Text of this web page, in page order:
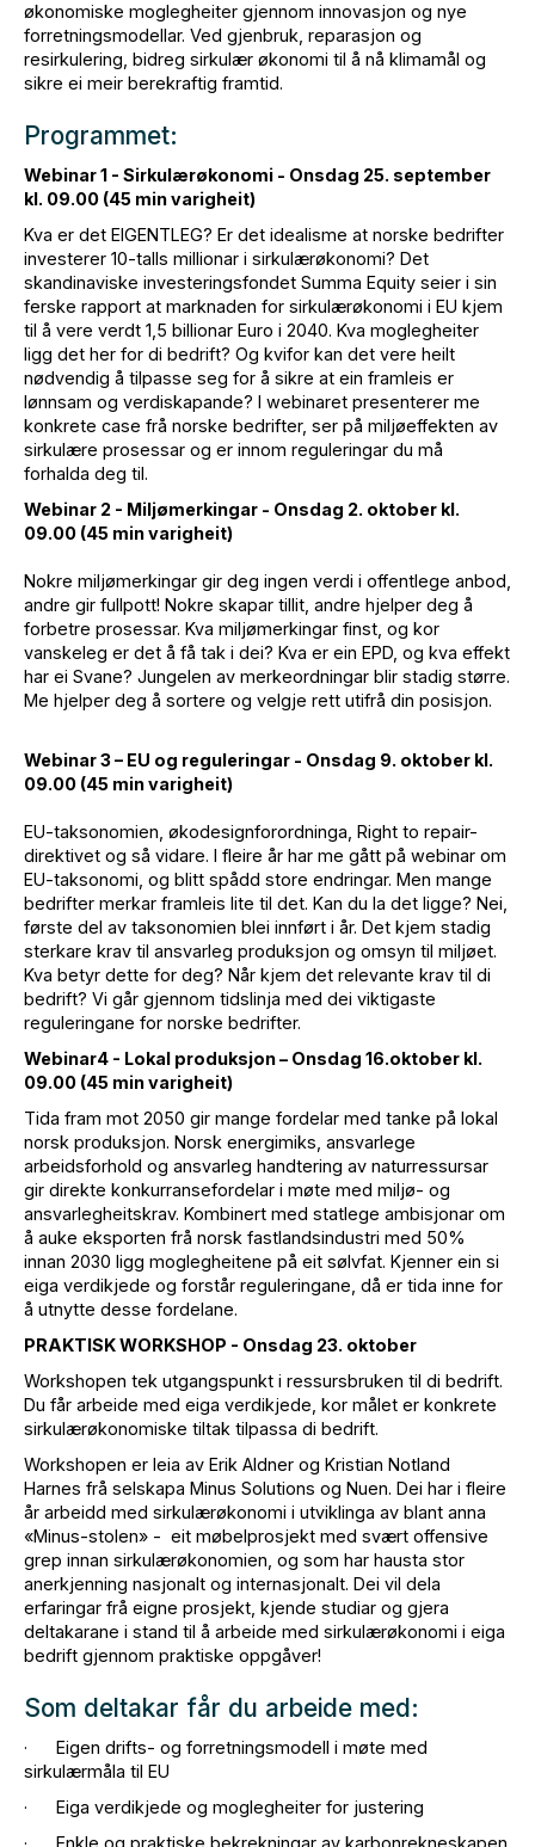
økonomiske moglegheiter gjennom innovasjon og nye
forretningsmodellar. Ved gjenbruk, reparasjon og
resirkulering, bidreg sirkulær økonomi til å nå klimamål og
sikre ei meir berekraftig framtid.
Programmet:
Webinar 1 - Sirkulærøkonomi - Onsdag 25. september
kl. 09.00 (45 min varigheit)
Kva er det EIGENTLEG? Er det idealisme at norske bedrifter
investerer 10-talls millionar i sirkulærøkonomi? Det
skandinaviske investeringsfondet Summa Equity seier i sin
ferske rapport at marknaden for sirkulærøkonomi i EU kjem
til å vere verdt 1,5 billionar Euro i 2040. Kva moglegheiter
ligg det her for di bedrift? Og kvifor kan det vere heilt
nødvendig å tilpasse seg for å sikre at ein framleis er
lønnsam og verdiskapande? I webinaret presenterer me
konkrete case frå norske bedrifter, ser på miljøeffekten av
sirkulære prosessar og er innom reguleringar du må
forhalda deg til.
Webinar 2 - Miljømerkingar - Onsdag 2. oktober kl.
09.00 (45 min varigheit)
Nokre miljømerkingar gir deg ingen verdi i offentlege anbod,
andre gir fullpott! Nokre skapar tillit, andre hjelper deg å
forbetre prosessar. Kva miljømerkingar finst, og kor
vanskeleg er det å få tak i dei? Kva er ein EPD, og kva effekt
har ei Svane? Jungelen av merkeordningar blir stadig større.
Me hjelper deg å sortere og velgje rett utifrå din posisjon.
Webinar 3 – EU og reguleringar - Onsdag 9. oktober kl.
09.00 (45 min varigheit)
EU-taksonomien, økodesignforordninga, Right to repair-
direktivet og så vidare. I fleire år har me gått på webinar om
EU-taksonomi, og blitt spådd store endringar. Men mange
bedrifter merkar framleis lite til det. Kan du la det ligge? Nei,
første del av taksonomien blei innført i år. Det kjem stadig
sterkare krav til ansvarleg produksjon og omsyn til miljøet.
Kva betyr dette for deg? Når kjem det relevante krav til di
bedrift? Vi går gjennom tidslinja med dei viktigaste
reguleringane for norske bedrifter.
Webinar4 - Lokal produksjon – Onsdag 16.oktober kl.
09.00 (45 min varigheit)
Tida fram mot 2050 gir mange fordelar med tanke på lokal
norsk produksjon. Norsk energimiks, ansvarlege
arbeidsforhold og ansvarleg handtering av naturressursar
gir direkte konkurransefordelar i møte med miljø- og
ansvarlegheitskrav. Kombinert med statlege ambisjonar om
å auke eksporten frå norsk fastlandsindustri med 50%
innan 2030 ligg moglegheitene på eit sølvfat. Kjenner ein si
eiga verdikjede og forstår reguleringane, då er tida inne for
å utnytte desse fordelane.
PRAKTISK WORKSHOP - Onsdag 23. oktober
Workshopen tek utgangspunkt i ressursbruken til di bedrift.
Du får arbeide med eiga verdikjede, kor målet er konkrete
sirkulærøkonomiske tiltak tilpassa di bedrift.
Workshopen er leia av Erik Aldner og Kristian Notland
Harnes frå selskapa Minus Solutions og Nuen. Dei har i fleire
år arbeidd med sirkulærøkonomi i utviklinga av blant anna
«Minus-stolen» - eit møbelprosjekt med svært offensive
grep innan sirkulærøkonomien, og som har hausta stor
anerkjenning nasjonalt og internasjonalt. Dei vil dela
erfaringar frå eigne prosjekt, kjende studiar og gjera
deltakarane i stand til å arbeide med sirkulærøkonomi i eiga
bedrift gjennom praktiske oppgåver!
Som deltakar får du arbeide med:
· Eigen drifts- og forretningsmodell i møte med
sirkulærmåla til EU
· Eiga verdikjede og moglegheiter for justering
· Enkle og praktiske bekrekningar av karbonrekneskapen